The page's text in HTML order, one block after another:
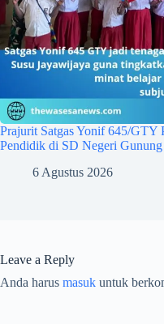
Prajurit Satgas Yonif 645/GTY
Pendidik di SD Negeri Gunung
6 Agustus 2026
Leave a Reply
Anda harus masuk untuk